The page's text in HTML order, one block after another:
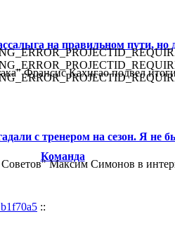
на правильном пути, но
Франсис Кахигао подвел
с тренером на сезон. Я не
Максим Симонов в
Команда
::